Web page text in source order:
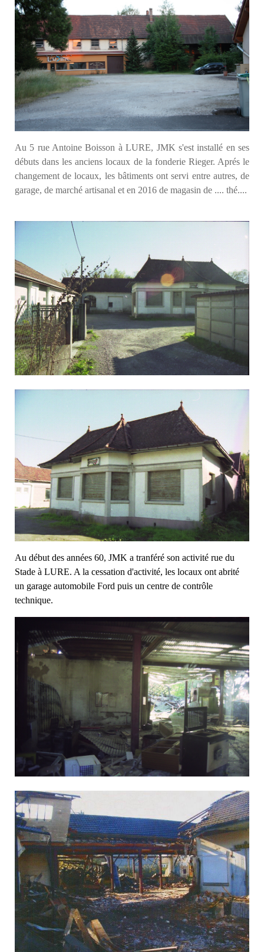
Au 5 rue Antoine Boisson à LURE, JMK s'est installé en ses
débuts dans les anciens locaux de la fonderie Rieger. Aprés le
changement de locaux, les bâtiments ont servi entre autres, de
garage, de marché artisanal et en 2016 de magasin de .... thé....
Au début des années 60, JMK a tranféré son activité rue du
Stade à LURE. A la cessation d'activité, les locaux ont abrité
un garage automobile Ford puis un centre de contrôle
technique.